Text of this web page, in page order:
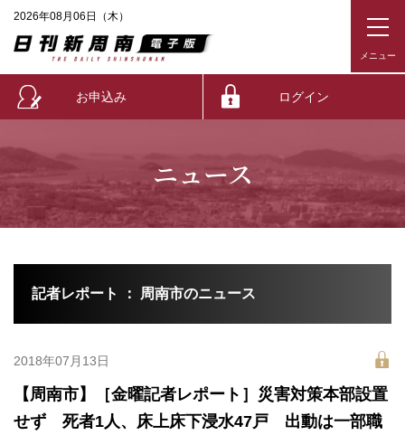
2026年08月06日（木）
お申込み ログイン
ニュース
記者レポート ： 周南市のニュース
2018年07月13日
【周南市】［金曜記者レポート］災害対策本部設置
せず 死者1人、床上床下浸水47戸 出動は一部職